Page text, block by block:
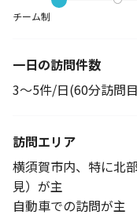
チーム制
一日の訪問件数
3～5件/日(60分訪問
訪問エリア
横須賀市内、特に北
見）が主
自動車での訪問が主